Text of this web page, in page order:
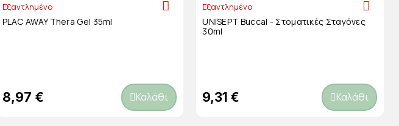
Εξαντλημένο
PLAC AWAY Thera Gel 35ml
8,97 € Καλάθι
Εξαντλημένο
UNISEPT Buccal - Στοματικές Σταγόνες
30ml
9,31 € Καλάθι